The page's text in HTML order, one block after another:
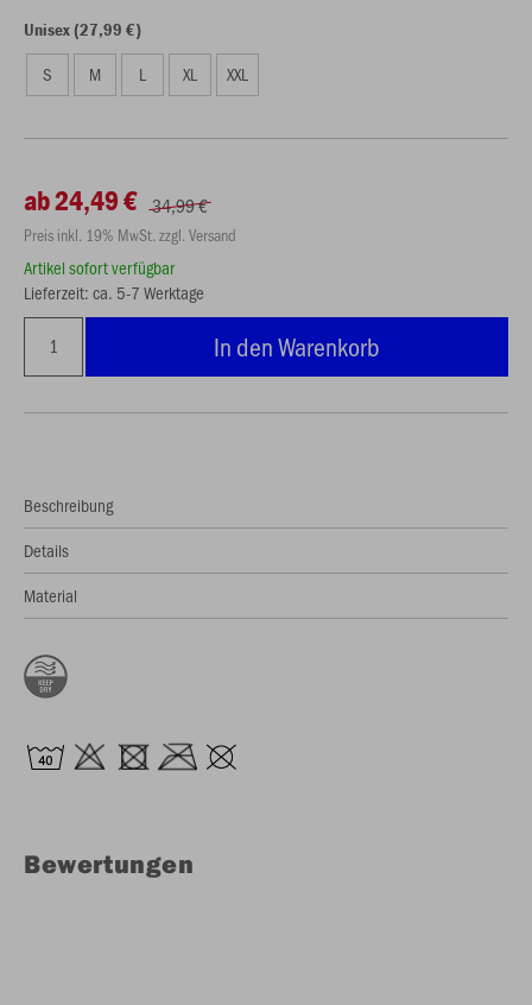
Unisex (27,99 €)
S M L XL XXL
ab 24,49 € 34,99 €
Preis inkl. 19% MwSt. zzgl. Versand
Artikel sofort verfügbar
Lieferzeit: ca. 5-7 Werktage
In den Warenkorb
Beschreibung
Details
Material
Bewertungen